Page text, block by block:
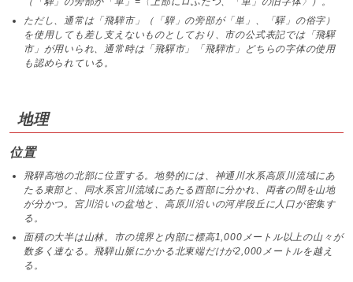
ただし、通常は「飛騨市」（「騨」の旁部が「単」、「驒」の俗字）
を使用しても差し支えないものとしており、市の公式表記では「飛驒
市」が用いられ、通常時は「飛驒市」「飛騨市」どちらの字体の使用
も認められている。
地理
位置
飛騨高地の北部に位置する。地勢的には、神通川水系高原川流域にあ
たる東部と、同水系宮川流域にあたる西部に分かれ、両者の間を山地
が分かつ。宮川沿いの盆地と、高原川沿いの河岸段丘に人口が密集す
る。
面積の大半は山林。市の境界と内部に標高1,000メートル以上の山々が
数多く連なる。飛騨山脈にかかる北東端だけが2,000メートルを越え
る。